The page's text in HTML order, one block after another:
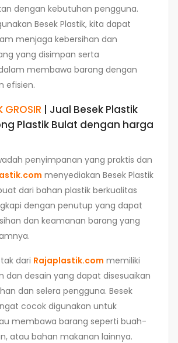
dengan kebutuhan pengguna.
Besek Plastik, kita dapat
menjaga kebersihan dan
yang disimpan serta
membawa barang dengan
efisien.
GROSIR | Jual Besek Plastik
Plastik Bulat dengan harga
penyimpanan yang praktis dan
menyediakan Besek Plastik
dari bahan plastik berkualitas
dengan penutup yang dapat
dan keamanan barang yang
dari Rajaplastik.com memiliki
dan desain yang dapat disesuaikan
dan selera pengguna. Besek
cocok digunakan untuk
membawa barang seperti buah-
atau bahan makanan lainnya.